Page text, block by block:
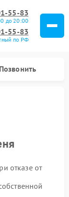
55-83
до 20:00
55-83
по РФ
Позвонить
отказе от